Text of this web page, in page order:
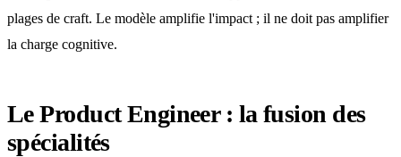
plages de craft. Le modèle amplifie l'impact ; il ne doit pas amplifier
la charge cognitive.
Le Product Engineer : la fusion des
spécialités